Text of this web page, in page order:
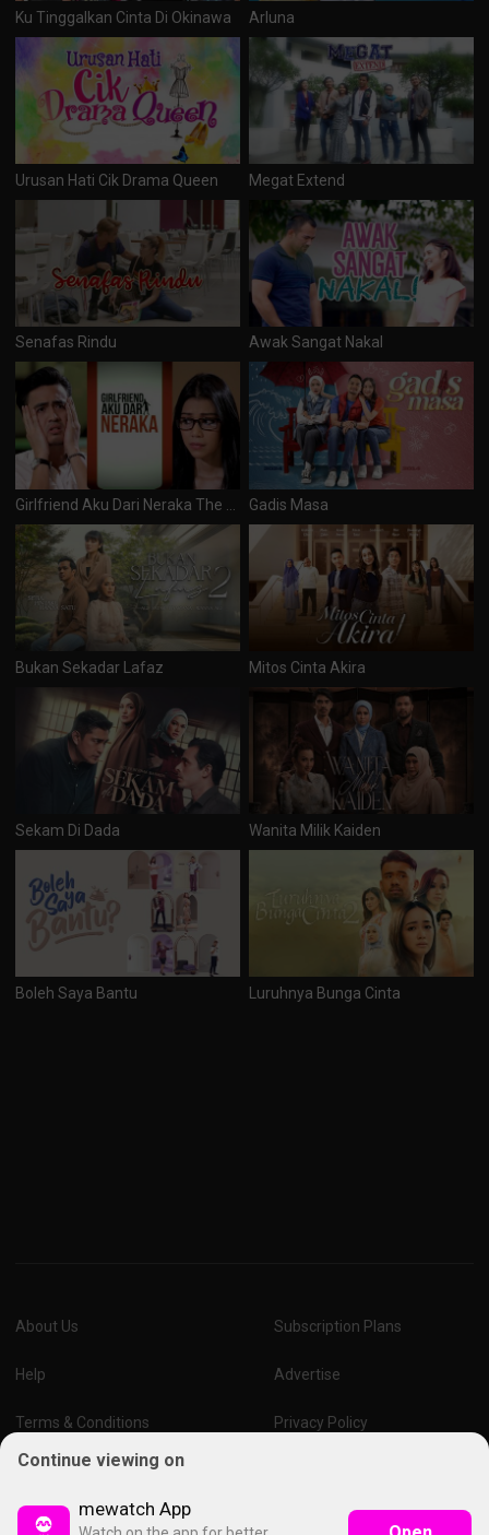
Ku Tinggalkan Cinta Di Okinawa Arluna
Urusan Hati Cik Drama Queen Megat Extend
Senafas Rindu Awak Sangat Nakal
Girlfriend Aku Dari Neraka The Series Gadis Masa
Bukan Sekadar Lafaz Mitos Cinta Akira
Sekam Di Dada Wanita Milik Kaiden
Boleh Saya Bantu Luruhnya Bunga Cinta
About Us Subscription Plans
Help Advertise
Terms & Conditions Privacy Policy
Report VulnerabilityOnline Links Policy
Continue viewing on
mewatch App